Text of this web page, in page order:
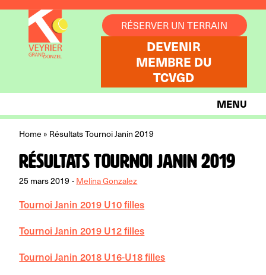
RÉSERVER UN TERRAIN
DEVENIR
MEMBRE DU
TCVGD
MENU
Home» Résultats Tournoi Janin 2019
Résultats Tournoi Janin 2019
25 mars 2019 -Melina Gonzalez
Tournoi Janin 2019 U10 filles
Tournoi Janin 2019 U12 filles
Tournoi Janin 2018 U16-U18 filles